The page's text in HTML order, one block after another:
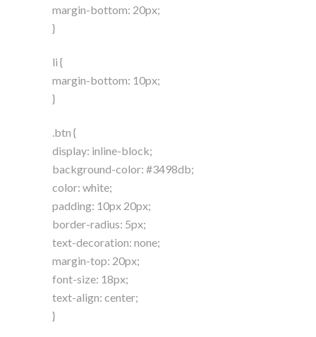
margin-bottom: 20px;
}
li {
margin-bottom: 10px;
}
.btn {
display: inline-block;
background-color: #3498db;
color: white;
padding: 10px 20px;
border-radius: 5px;
text-decoration: none;
margin-top: 20px;
font-size: 18px;
text-align: center;
}